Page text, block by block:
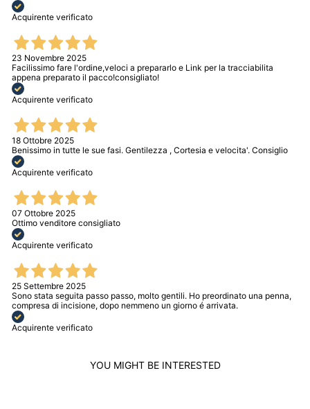
Acquirente verificato
23 Novembre 2025
Facilissimo fare l'ordine,veloci a prepararlo e Link per la tracciabilita
appena preparato il pacco!consigliato!
Acquirente verificato
18 Ottobre 2025
Benissimo in tutte le sue fasi. Gentilezza , Cortesia e velocita'. Consiglio
Acquirente verificato
07 Ottobre 2025
Ottimo venditore consigliato
Acquirente verificato
25 Settembre 2025
Sono stata seguita passo passo, molto gentili. Ho preordinato una penna,
compresa di incisione, dopo nemmeno un giorno é arrivata.
Acquirente verificato
YOU MIGHT BE INTERESTED